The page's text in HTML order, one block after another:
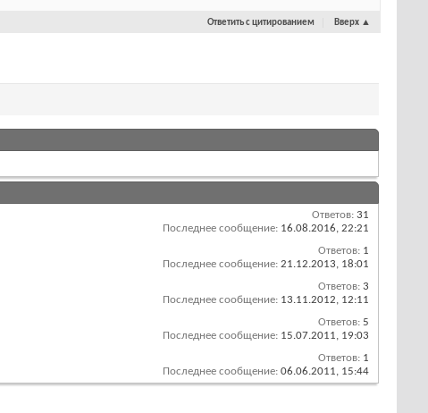
Ответить с цитированием Вверх ▲
Ответов: 31
Последнее сообщение: 16.08.2016, 22:21
Ответов: 1
Последнее сообщение: 21.12.2013, 18:01
Ответов: 3
Последнее сообщение: 13.11.2012, 12:11
Ответов: 5
Последнее сообщение: 15.07.2011, 19:03
Ответов: 1
Последнее сообщение: 06.06.2011, 15:44